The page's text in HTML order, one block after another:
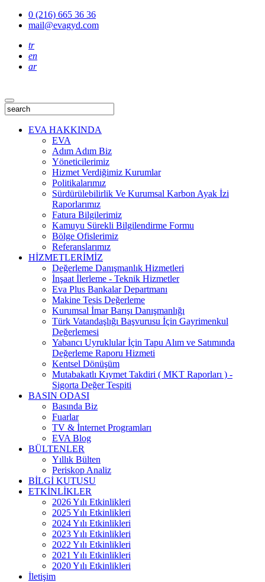
0 (216) 665 36 36
mail@evagyd.com
tr
en
ar
EVA HAKKINDA
EVA
Adım Adım Biz
Yöneticilerimiz
Hizmet Verdiğimiz Kurumlar
Politikalarımız
Sürdürülebilirlik Ve Kurumsal Karbon Ayak İzi
Raporlarımız
Fatura Bilgilerimiz
Kamuyu Sürekli Bilgilendirme Formu
Bölge Ofislerimiz
Referanslarımız
HİZMETLERİMİZ
Değerleme Danışmanlık Hizmetleri
İnşaat İlerleme - Teknik Hizmetler
Eva Plus Bankalar Departmanı
Makine Tesis Değerleme
Kurumsal İmar Barışı Danışmanlığı
Türk Vatandaşlığı Başvurusu İçin Gayrimenkul
Değerlemesi
Yabancı Uyruklular İçin Tapu Alım ve Satımında
Değerleme Raporu Hizmeti
Kentsel Dönüşüm
Mutabakatlı Kıymet Takdiri ( MKT Raporları ) -
Sigorta Değer Tespiti
BASIN ODASI
Basında Biz
Fuarlar
TV & İnternet Programları
EVA Blog
BÜLTENLER
Yıllık Bülten
Periskop Analiz
BİLGİ KUTUSU
ETKİNLİKLER
2026 Yılı Etkinlikleri
2025 Yılı Etkinlikleri
2024 Yılı Etkinlikleri
2023 Yılı Etkinlikleri
2022 Yılı Etkinlikleri
2021 Yılı Etkinlikleri
2020 Yılı Etkinlikleri
İletişim